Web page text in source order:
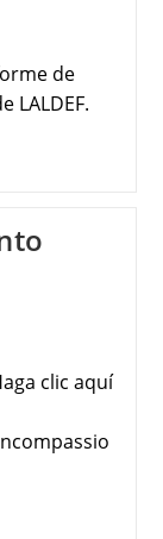
de
LALDEF.
clic aquí